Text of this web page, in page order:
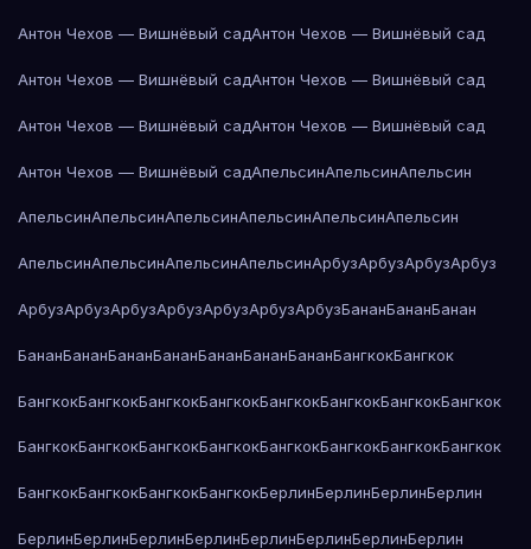
Антон Чехов — Вишнёвый садАнтон Чехов — Вишнёвый сад
Антон Чехов — Вишнёвый садАнтон Чехов — Вишнёвый сад
Антон Чехов — Вишнёвый садАнтон Чехов — Вишнёвый сад
Антон Чехов — Вишнёвый садАпельсинАпельсинАпельсин
АпельсинАпельсинАпельсинАпельсинАпельсинАпельсин
АпельсинАпельсинАпельсинАпельсинАрбузАрбузАрбузАрбуз
АрбузАрбузАрбузАрбузАрбузАрбузАрбузБананБананБанан
БананБананБананБананБананБананБананБангкокБангкок
БангкокБангкокБангкокБангкокБангкокБангкокБангкокБангкок
БангкокБангкокБангкокБангкокБангкокБангкокБангкокБангкок
БангкокБангкокБангкокБангкокБерлинБерлинБерлинБерлин
БерлинБерлинБерлинБерлинБерлинБерлинБерлинБерлин